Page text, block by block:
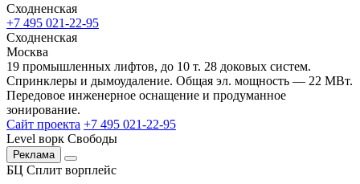
Сходненская
+7 495 021-22-95
Сходненская
Москва
19 промышленных лифтов, до 10 т. 28 доковых систем.
Спринклеры и дымоудаление. Общая эл. мощность — 22 МВт.
Передовое инженерное оснащение и продуманное
зонирование.
Сайт проекта +7 495 021-22-95
Level ворк Свободы
Реклама
БЦ Сплит ворплейс